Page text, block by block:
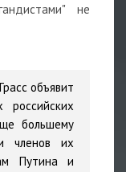
не
объявит
большему
членов их
Путина и